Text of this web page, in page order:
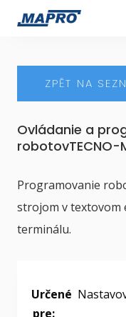
ZPĚT NA
Ovládanie a
robotovTECNO-
Programovanie
strojom v textovom
terminálu.
Určené
pre: